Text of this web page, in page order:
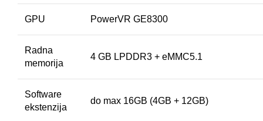
GPU PowerVR GE8300
Radna
memorija
4 GB LPDDR3 + eMMC5.1
Software
ekstenzija
do max 16GB (4GB + 12GB)